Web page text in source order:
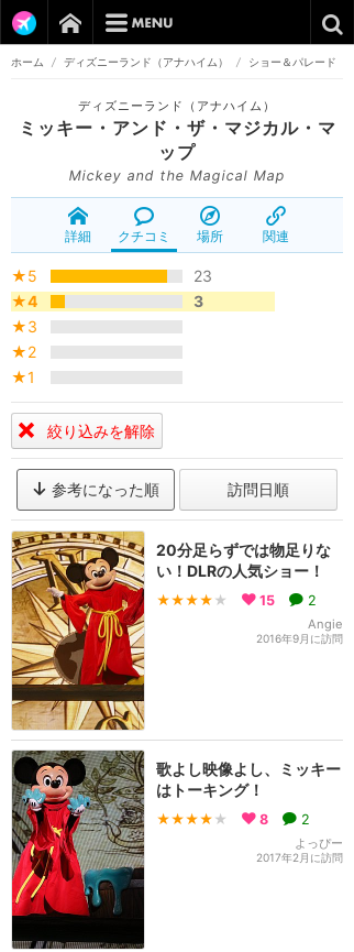
ホーム / ディズニーランド（アナハイム） / ショー＆パレード
ディズニーランド（アナハイム）
ミッキー・アンド・ザ・マジカル・マ
ップ
Mickey and the Magical Map
詳細 クチコミ 場所 関連
★5
23
★4
3
★3
★2
★1
絞り込みを解除
参考になった順 訪問日順
20分足らずでは物足りな
い！DLRの人気ショー！
★★★★ ★ 15 2
Angie
2016年9月に訪問
歌よし映像よし、ミッキー
はトーキング！
★★★★ ★ 8 2
よっぴー
2017年2月に訪問